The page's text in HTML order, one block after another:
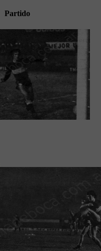
Partido